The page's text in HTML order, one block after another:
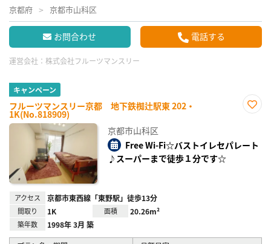
京都府 京都市山科区
お問合わせ 電話する
運営会社： 株式会社フルーツマンスリー
キャンペーン
フルーツマンスリー京都 地下鉄椥辻駅東 202・
1K(No.818909)
録
京都市山科区
Free Wi-Fi☆バストイレセパレート
♪スーパーまで徒歩１分です☆
アクセス 京都市東西線「東野駅」徒歩13分
間取り 1K 面積 20.26m²
築年数 1998年 3月 築